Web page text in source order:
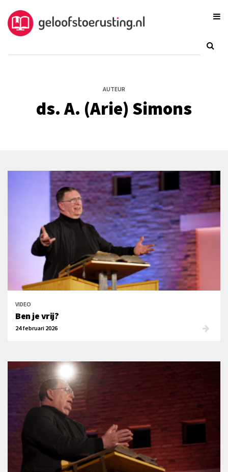
AUTEUR
ds. A. (Arie) Simons
VIDEO
Ben je vrij?
24 februari 2026